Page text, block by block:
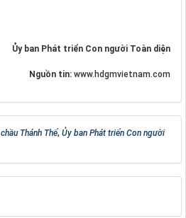
Ủy ban Phát triển Con người Toàn diện
Nguồn tin: www.hdgmvietnam.com
chầu Thánh Thể, Ủy ban Phát triển Con người